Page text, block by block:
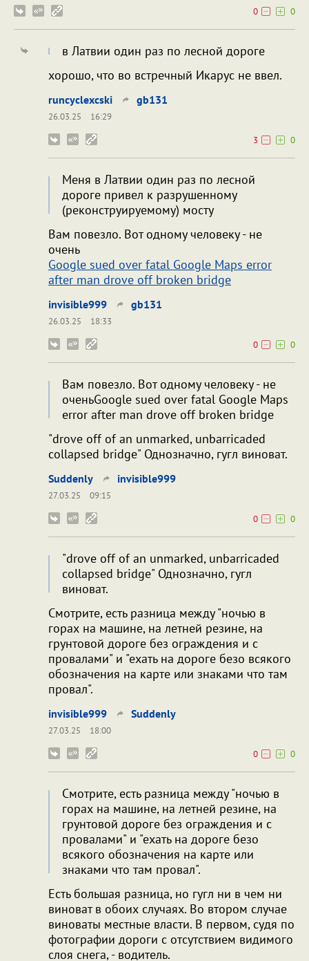
0
0
в Латвии один раз по лесной дороге
хорошо, что во встречный Икарус не ввел.
runcyclexcski gb131
26.03.25
16:29
3
0
Меня в Латвии один раз по лесной
дороге привел к разрушенному
(реконструируемому) мосту
Вам повезло. Вот одному человеку - не
очень
Google sued over fatal Google Maps error
after man drove off broken bridge
invisible999 gb131
26.03.25
18:33
0
0
Вам повезло. Вот одному человеку - не
оченьGoogle sued over fatal Google Maps
error after man drove off broken bridge
"drove off of an unmarked, unbarricaded
collapsed bridge" Однозначно, гугл виноват.
Suddenly invisible999
27.03.25
09:15
0
0
"drove off of an unmarked, unbarricaded
collapsed bridge" Однозначно, гугл
виноват.
Смотрите, есть разница между "ночью в
горах на машине, на летней резине, на
грунтовой дороге без ограждения и с
провалами" и "ехать на дороге безо всякого
обозначения на карте или знаками что там
провал".
invisible999 Suddenly
27.03.25
18:00
0
0
Смотрите, есть разница между "ночью в
горах на машине, на летней резине, на
грунтовой дороге без ограждения и с
провалами" и "ехать на дороге безо
всякого обозначения на карте или
знаками что там провал".
Есть большая разница, но гугл ни в чем ни
виноват в обоих случаях. Во втором случае
виноваты местные власти. В первом, судя по
фотографии дороги с отсутствием видимого
слоя снега, - водитель.